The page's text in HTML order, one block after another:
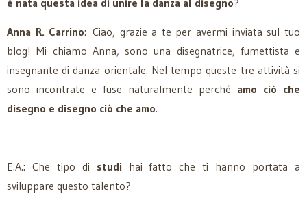
Anna R. Carrino: Ciao, grazie a te per avermi inviata sul tuo
blog! Mi chiamo Anna, sono una disegnatrice, fumettista e
insegnante di danza orientale. Nel tempo queste tre attività si
sono incontrate e fuse naturalmente perché amo ciò che
disegno e disegno ciò che amo.
E.A.: Che tipo di studi hai fatto che ti hanno portata a
sviluppare questo talento?